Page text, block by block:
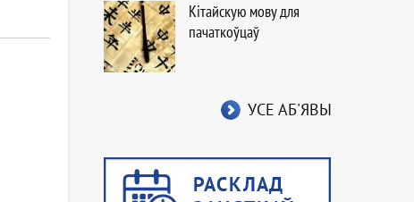
Кітайскую мову для
пачаткоўцаў
УСЕ АБ'ЯВЫ